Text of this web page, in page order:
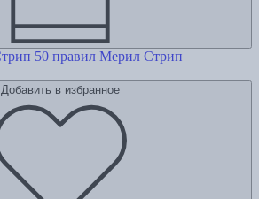
50 правил Мерил Стрип
Добавить в избранное